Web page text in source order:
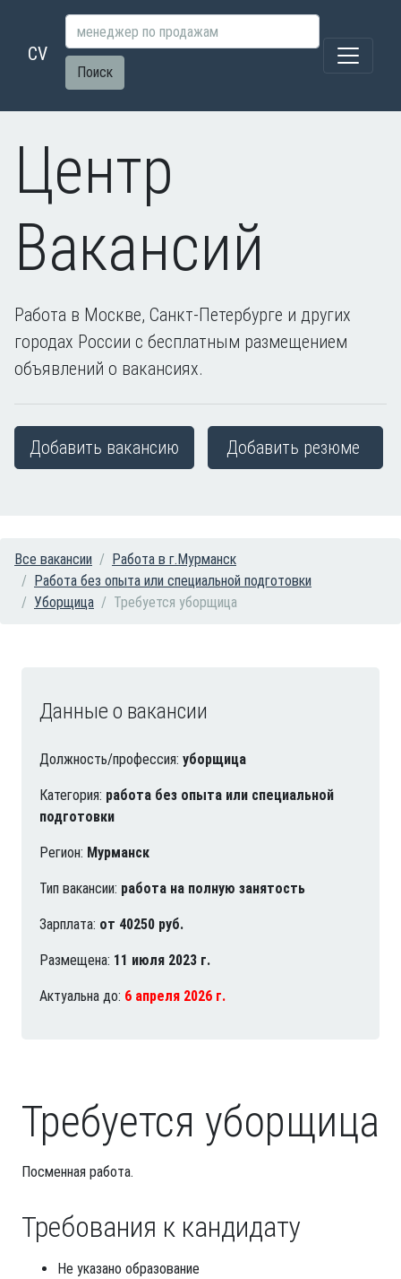
CV
Поиск
Центр
Вакансий
Работа в Москве, Санкт-Петербурге и других
городах России с бесплатным размещением
объявлений о вакансиях.
Добавить вакансию Добавить резюме
Все вакансии
Работа в г.Мурманск
Работа без опыта или специальной подготовки
Уборщица
Требуется уборщица
Данные о вакансии
Должность/профессия: уборщица
Категория: работа без опыта или специальной
подготовки
Регион: Мурманск
Тип вакансии: работа на полную занятость
Зарплата: от 40250 руб.
Размещена: 11 июля 2023 г.
Актуальна до: 6 апреля 2026 г.
Требуется уборщица
Посменная работа.
Требования к кандидату
Не указано образование